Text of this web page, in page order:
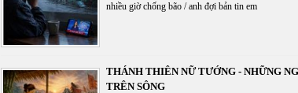
nhiều giờ chống bão / anh đợi bản tin em
THÁNH THIÊN NỮ TƯỚNG - NHỮNG
TRÊN SÔNG